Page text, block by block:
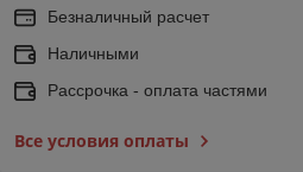
Безналичный расчет
Наличными
Рассрочка - оплата частями
Все условия оплаты